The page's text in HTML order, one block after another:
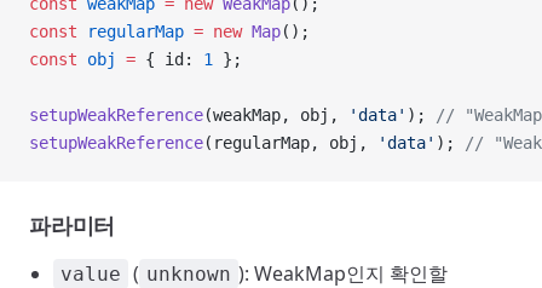
const regularMap = new Map();
const obj = { id: 1 };
setupWeakReference(weakMap, obj, 'data' );
//
setupWeakReference(regularMap, obj, 'data' ); //
파라미터
value ( unknown ): WeakMap인지 확인할